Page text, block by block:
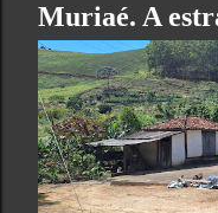
Muriaé. A